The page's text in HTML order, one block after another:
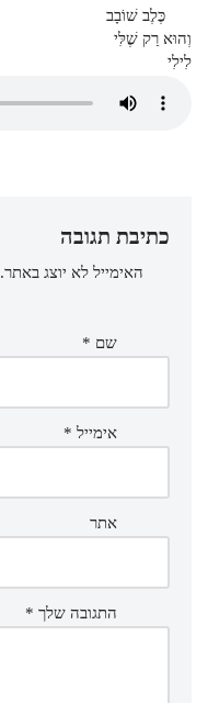
כֶּלֶב שׁוֹבָב
וְהוּא רַק שֶׁלִּי
לִילִי
כתיבת תגובה
האימייל לא יוצג באתר.
שם *
אימייל *
אתר
התגובה שלך *